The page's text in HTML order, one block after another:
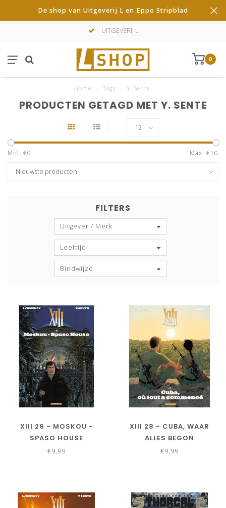
De shop van Uitgeverij L en Eppo Stripblad
UITGEVERIJ L
0
Home Tags Y. Sente
PRODUCTEN GETAGD MET Y. SENTE
Min: €0 Max: €10
FILTERS
Uitgever / Merk
Leeftijd
Bindwijze
XIII 29 - MOSKOU -
SPASO HOUSE
€9,99
XIII 28 - CUBA, WAAR
ALLES BEGON
€9,99